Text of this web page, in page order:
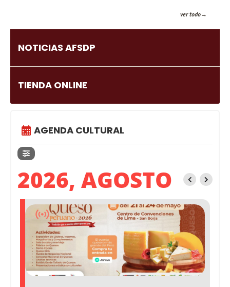
ver todo
NOTICIAS AFSDP
TIENDA ONLINE
AGENDA CULTURAL
2026, AGOSTO